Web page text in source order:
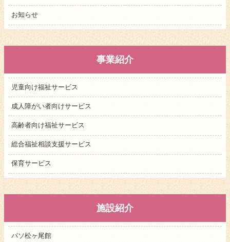
お知らせ
事業紹介
児童向け福祉サービス
成人障がい者向けサービス
高齢者向け福祉サービス
総合福祉相談支援サービス
保育サービス
施設紹介
パソ松ヶ尾館